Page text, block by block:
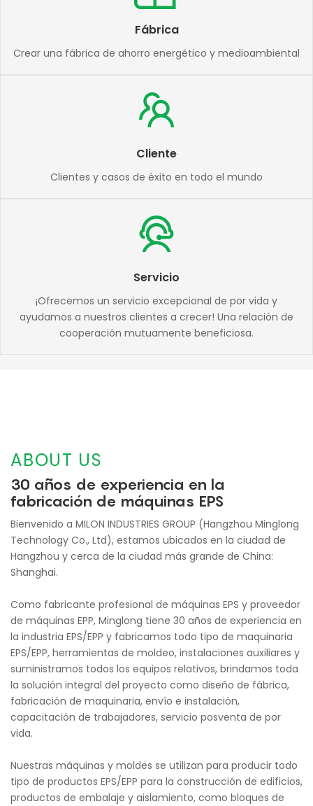
Fábrica
Crear una fábrica de ahorro energético y medioambiental
Cliente
Clientes y casos de éxito en todo el mundo
Servicio
¡Ofrecemos un servicio excepcional de por vida y
ayudamos a nuestros clientes a crecer! Una relación de
cooperación mutuamente beneficiosa.
ABOUT US
30 años de experiencia en la
fabricación de máquinas EPS
Bienvenido a MILON INDUSTRIES GROUP (Hangzhou Minglong
Technology Co., Ltd), estamos ubicados en la ciudad de
Hangzhou y cerca de la ciudad más grande de China:
Shanghai.
Como fabricante profesional de máquinas EPS y proveedor
de máquinas EPP, Minglong tiene 30 años de experiencia en
la industria EPS/EPP y fabricamos todo tipo de maquinaria
EPS/EPP, herramientas de moldeo, instalaciones auxiliares y
suministramos todos los equipos relativos, brindamos toda
la solución integral del proyecto como diseño de fábrica,
fabricación de maquinaria, envío e instalación,
capacitación de trabajadores, servicio posventa de por
vida.
Nuestras máquinas y moldes se utilizan para producir todo
tipo de productos EPS/EPP para la construcción de edificios,
productos de embalaje y aislamiento, como bloques de